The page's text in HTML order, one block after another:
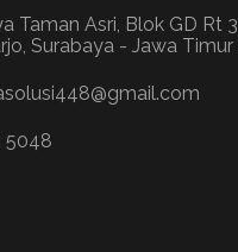
Taman Asri, Blok GD Rt
Surabaya - Jawa Timur
5048